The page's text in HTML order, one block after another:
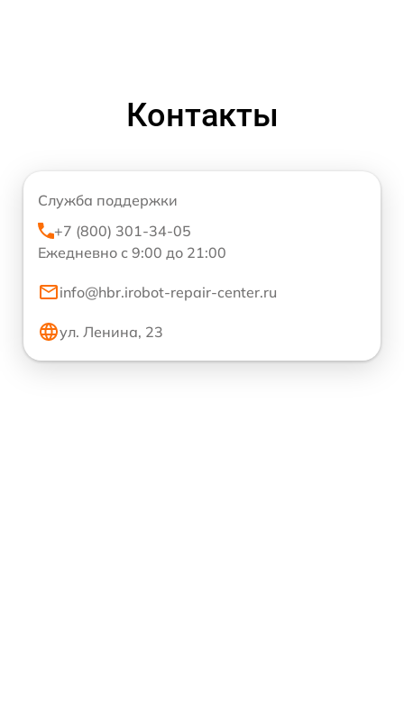
Контакты
Служба поддержки
+7 (800) 301-34-05
Ежедневно с 9:00 до 21:00
info@hbr.irobot-repair-center.ru
ул. Ленина, 23